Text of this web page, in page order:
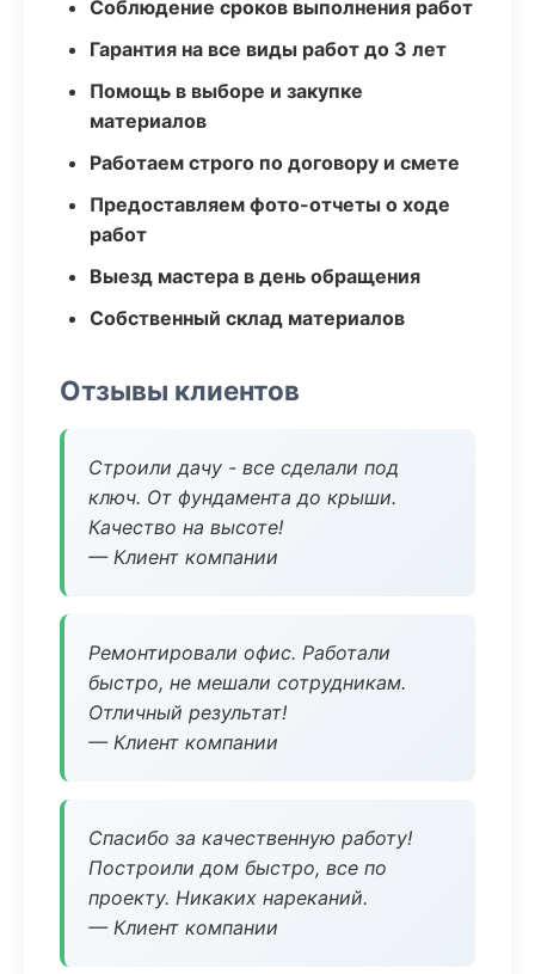
Соблюдение сроков выполнения работ
Гарантия на все виды работ до 3 лет
Помощь в выборе и закупке
материалов
Работаем строго по договору и смете
Предоставляем фото-отчеты о ходе
работ
Выезд мастера в день обращения
Собственный склад материалов
Отзывы клиентов
Строили дачу - все сделали под
ключ. От фундамента до крыши.
Качество на высоте!
— Клиент компании
Ремонтировали офис. Работали
быстро, не мешали сотрудникам.
Отличный результат!
— Клиент компании
Спасибо за качественную работу!
Построили дом быстро, все по
проекту. Никаких нареканий.
— Клиент компании